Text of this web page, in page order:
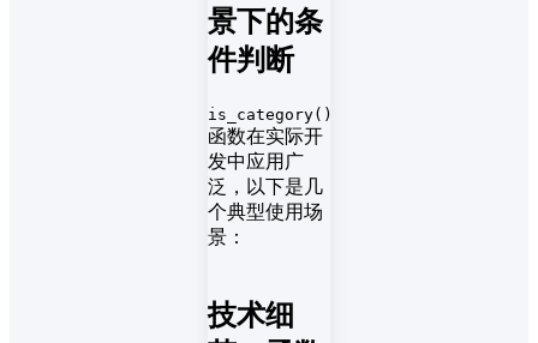
景下的条
件判断
is_category()
函数在实际开
发中应用广
泛，以下是几
个典型使用场
景：
技术细